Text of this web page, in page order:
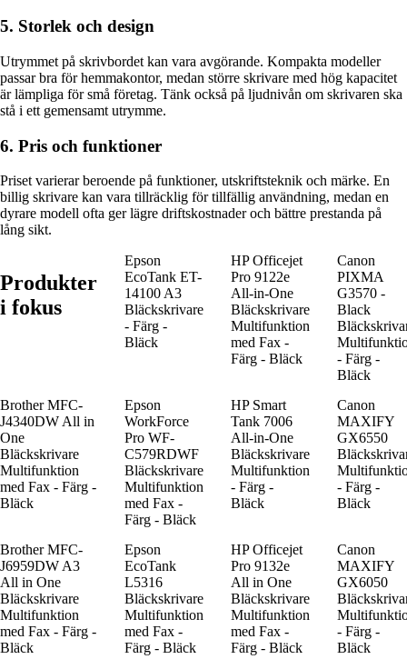
5. Storlek och design
Utrymmet på skrivbordet kan vara avgörande. Kompakta modeller
passar bra för hemmakontor, medan större skrivare med hög kapacitet
är lämpliga för små företag. Tänk också på ljudnivån om skrivaren ska
stå i ett gemensamt utrymme.
6. Pris och funktioner
Priset varierar beroende på funktioner, utskriftsteknik och märke. En
billig skrivare kan vara tillräcklig för tillfällig användning, medan en
dyrare modell ofta ger lägre driftskostnader och bättre prestanda på
lång sikt.
Produkter
i fokus
Epson
EcoTank ET-
14100 A3
Bläckskrivare
- Färg -
Bläck
HP Officejet
Pro 9122e
All-in-One
Bläckskrivare
Multifunktion
med Fax -
Färg - Bläck
Canon
PIXMA
G3570 -
Black
- Färg -
Bläck
Brother MFC-
J4340DW All in
One
Bläckskrivare
Multifunktion
med Fax - Färg -
Bläck
Epson
WorkForce
Pro WF-
C579RDWF
Bläckskrivare
Multifunktion
med Fax -
Färg - Bläck
HP Smart
Tank 7006
All-in-One
Bläckskrivare
Multifunktion
- Färg -
Bläck
Canon
MAXIFY
GX6550
- Färg -
Bläck
Brother MFC-
J6959DW A3
All in One
Bläckskrivare
Multifunktion
med Fax - Färg -
Bläck
Epson
EcoTank
L5316
Bläckskrivare
Multifunktion
med Fax -
Färg - Bläck
HP Officejet
Pro 9132e
All in One
Bläckskrivare
Multifunktion
med Fax -
Färg - Bläck
Canon
MAXIFY
GX6050
- Färg -
Bläck